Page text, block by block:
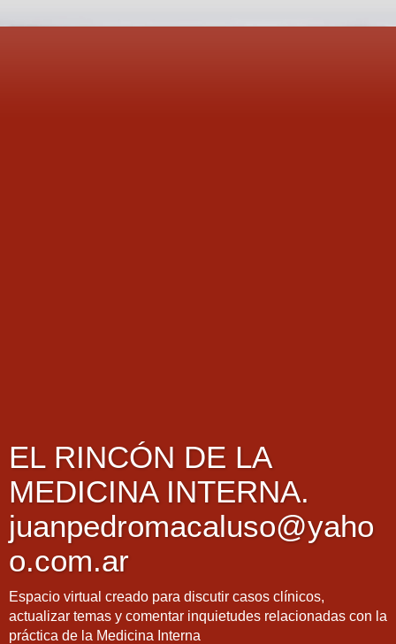
EL RINCÓN DE LA
MEDICINA INTERNA.
juanpedromacaluso@yaho
o.com.ar
Espacio virtual creado para discutir casos clínicos,
actualizar temas y comentar inquietudes relacionadas con la
práctica de la Medicina Interna